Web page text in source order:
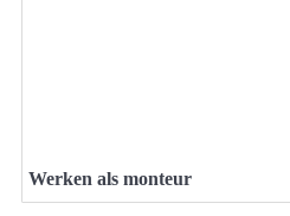
Werken als monteur